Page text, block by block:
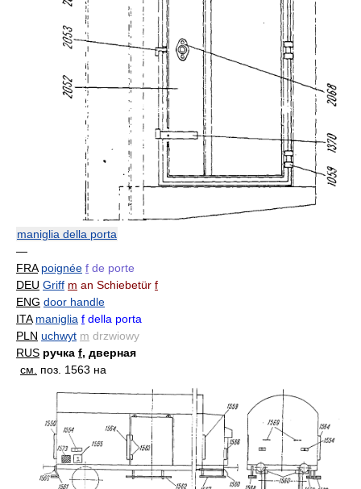
maniglia della porta
—
FRA poignée f de porte
DEU Griff m an Schiebetür f
ENG door handle
ITA maniglia f della porta
PLN uchwyt m drzwiowy
RUS ручка f, дверная
см.
поз. 1563 на